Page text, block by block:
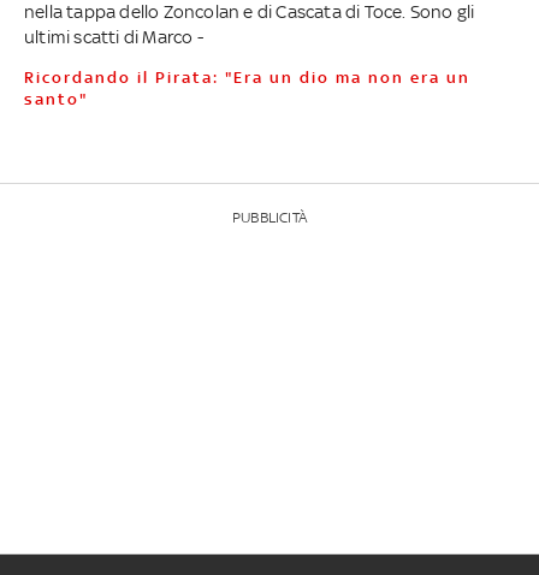
nella tappa dello Zoncolan e di Cascata di Toce. Sono gli
ultimi scatti di Marco -
Ricordando il Pirata: "Era un dio ma non era un
santo"
PUBBLICITÀ